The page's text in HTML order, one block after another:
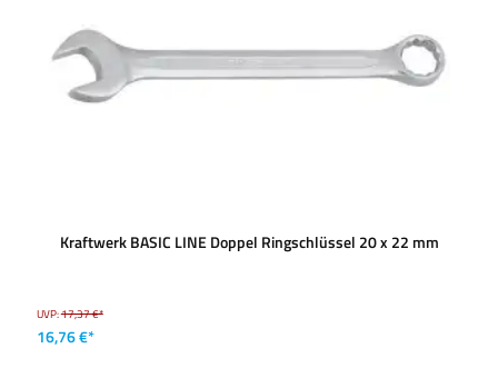
Kraftwerk BASIC LINE Doppel Ringschlüssel 20 x 22 mm
UVP:17,37 €*
16,76 €*